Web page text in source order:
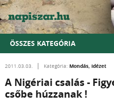
ÖSSZES KATEGÓRIA
2011.03.03. Kategória: Mondás, idézet
A Nigériai csalás -
csőbe húzzanak !